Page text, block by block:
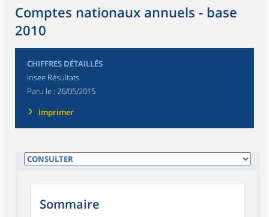
Comptes nationaux annuels - base
2010
CHIFFRES DÉTAILLÉS
Insee Résultats
Paru le : 26/05/2015
Imprimer
Sommaire